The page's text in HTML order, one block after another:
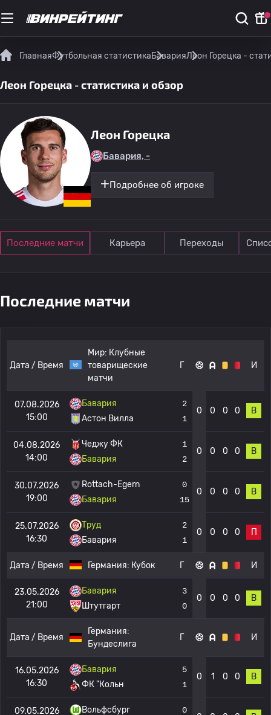
ГлавнаяФутбольная статистикаБаварияЛеон Горецка -
Леон Горецка - статистика и обзор
Леон Горецка
Бавария, -
Подробнее об игроке
Последние матчи Карьера Переходы
Последние матчи
Дата / Время
Мир: Клубные
товарищеские
матчи
Г И
07.08.2026
15:00
Бавария
Астон Вилла
2
1
0 0 0 0 В
04.08.2026
14:00
Чеджу ФК
Бавария
1
2
0 0 0 0 В
30.07.2026
19:00
Rottach-Egern
Бавария
0
15
0 0 0 0 В
25.07.2026
16:30
Труд
Бавария
2
1
0 0 0 0 П
Дата / Время Германия: Кубок Г И
23.05.2026
21:00
Бавария
Штутгарт
3
0
0 0 0 0 В
Дата / Время
Германия:
Бундеслига
Г И
16.05.2026
16:30
Бавария
ФК "Кольн
5
1
0 1 0 0 В
09.05.2026
Вольфсбург
0